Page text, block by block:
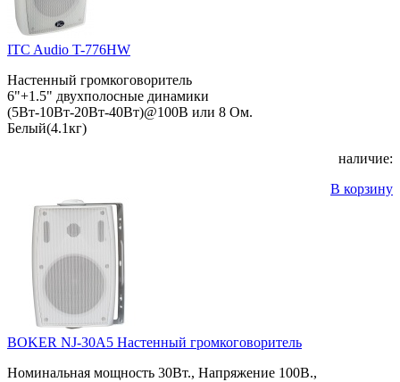
ITC Audio T-776HW
Настенный громкоговоритель
6"+1.5" двухполосные динамики
(5Вт-10Вт-20Вт-40Вт)@100В или 8 Ом.
Белый(4.1кг)
наличие:
В корзину
BOKER NJ-30A5 Настенный громкоговоритель
Номинальная мощность 30Вт., Напряжение 100В.,